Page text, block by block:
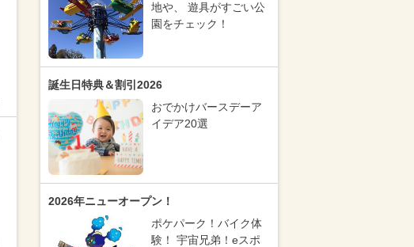
地や、 遊具がすごい公
園をチェック！
誕生日特典＆割引2026
おでかけバースデーア
イデア20選
2026年ニューオープン！
ポケパーク！バイク体
験！ 宇宙兄弟！eスポ